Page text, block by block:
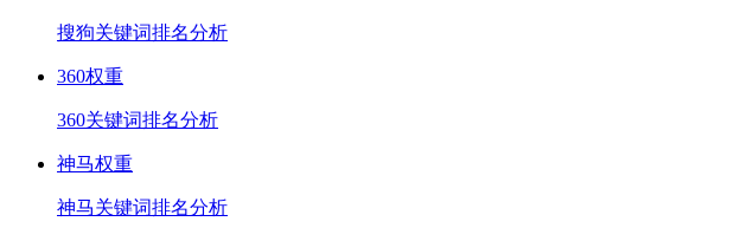
搜狗关键词排名分析
360权重
360关键词排名分析
神马权重
神马关键词排名分析